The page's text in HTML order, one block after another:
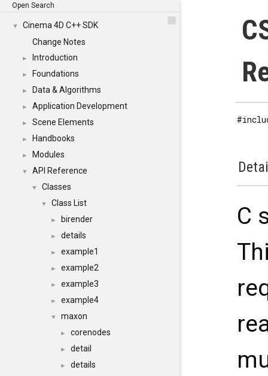
Open Search
▼
Cinema 4D C++ SDK
Change Notes
► Introduction
► Foundations
► Data & Algorithms
► Application Development
► Scene Elements
► Handbooks
► Modules
▼ API Reference
▼ Classes
▼ Class List
► birender
► details
► example1
► example2
► example3
► example4
▼ maxon
► corenodes
► detail
► details
C